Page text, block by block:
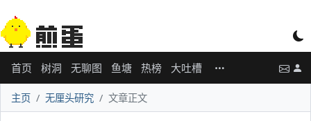
首页 树洞 无聊图 鱼塘 热榜 大吐槽
主页 无厘头研究 文章正文